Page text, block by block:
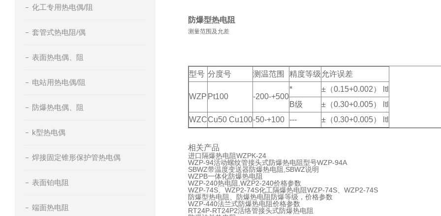
化工专用热电偶/阻
套管式热电阻/偶
表面热电偶、阻
电站用热电偶/阻
防爆热电偶、阻
k型热电偶
焊接固定锥形保护管热电偶
表面铂电阻
端面热电阻
防爆型热电阻
测量范围及允差
型号 分度号 测温范围 精度等级 允许误差
WZP Pt100 -200-+500
*
±（0.15+0.002） ltl
B级
±（0.30+0.005） ltl
WZCCu50 Cu100-50-+100 --- ±（0.30+0.005） ltl
相关产品
进口隔爆热电阻WZPK-24
WZP-94活动螺纹管接头式防爆热电阻型号WZP-94A
SBWZ带温度变送器防爆热电阻,SBWZ说明
WZPB一体化防爆热电阻
WZP-240热电阻,WZP2-240价格参数
WZP-74S、WZP2-74S化工隔爆热电阻WZP-74S、WZP2-74S
防爆型热电阻、防爆热电阻防爆等级，价格参数
WZP-440法兰式防爆热电阻价格参数
RT24P-RT24P2活络管接头式防爆热电阻